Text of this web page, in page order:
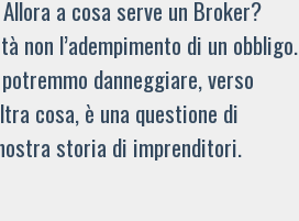
a cosa serve un Broker?
non l’adempimento di un obbligo.
danneggiare, verso
cosa, è una questione di
storia di imprenditori.